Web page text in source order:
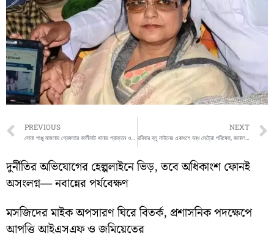
Prev
PREVIOUS
সোনা পাপ্পু মামলায় গ্রেফতার কালীঘাট থানার প্রাক্তন ওসি শান্তনু সিনহা বিশ্বাস
NEXT
রবিবার ব্লু লাইনের একাংশে বন্ধ মেট্রো পরিষেবা, জানাল কলকাতা মেট্রো
দুর্নীতির অভিযোগের হেল্পলাইনে ভিড়, তবে অধিকাংশ ফোনই
অসংলগ্ন— নবান্নের পর্যবেক্ষণ
মসজিদের মাইক অপসারণ ঘিরে বিতর্ক, প্রশাসনিক পদক্ষেপে
আপত্তি আইএসএফ ও জমিয়েতের